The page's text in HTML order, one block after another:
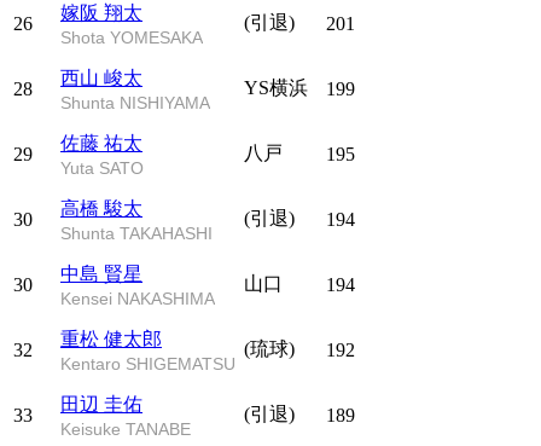
26
嫁阪 翔太
Shota YOMESAKA
(引退) 201
28
西山 峻太
Shunta NISHIYAMA
YS横浜 199
29
佐藤 祐太
Yuta SATO
八戸 195
30
高橋 駿太
Shunta TAKAHASHI
(引退) 194
30
中島 賢星
Kensei NAKASHIMA
山口 194
32
重松 健太郎
Kentaro SHIGEMATSU
(琉球) 192
33
田辺 圭佑
Keisuke TANABE
(引退) 189